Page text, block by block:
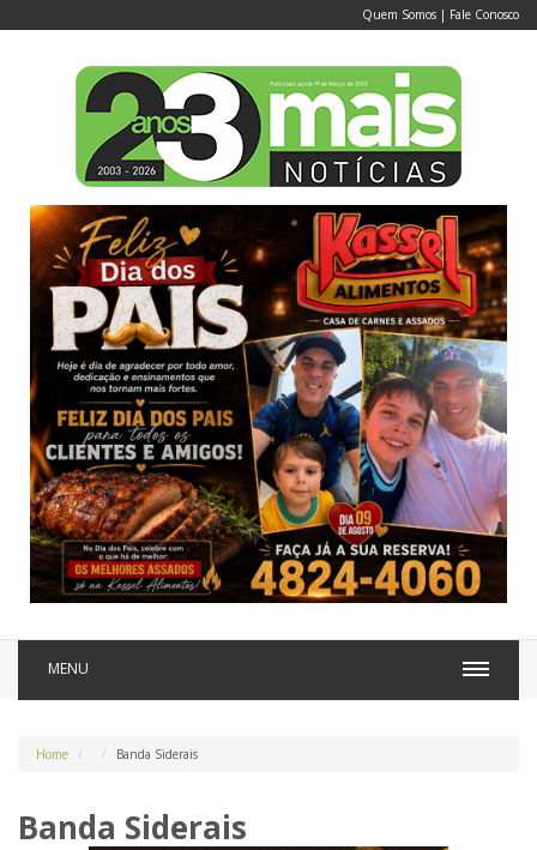
Quem Somos | Fale Conosco
MENU
Home Banda Siderais
Banda Siderais